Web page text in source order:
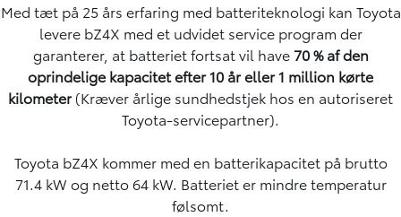
Med tæt på 25 års erfaring med batteriteknologi kan Toyota
levere bZ4X med et udvidet service program der
garanterer, at batteriet fortsat vil have 70 % af den
oprindelige kapacitet efter 10 år eller 1 million kørte
kilometer(Kræver årlige sundhedstjek hos en autoriseret
Toyota-servicepartner).
Toyota bZ4X kommer med en batterikapacitet på brutto
71.4 kW og netto 64 kW. Batteriet er mindre temperatur
følsomt.